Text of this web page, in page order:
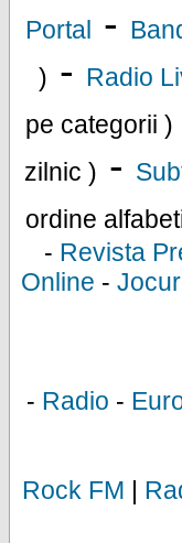
Portal -
) - Radio
pe categorii )
zilnic ) -
ordine
- Revista
Online -
- Radio -
Rock FM |